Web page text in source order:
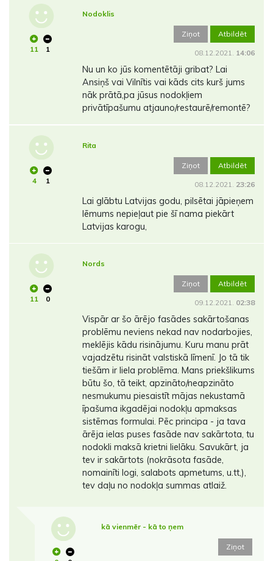
11 1
Nodoklis
Ziņot Atbildēt
08.12.2021. 14:06
Nu un ko jūs komentētāji gribat? Lai
Ansiņš vai Vilnītis vai kāds cits kurš jums
nāk prātā,pa jūsus nodokļiem
privātīpašumu atjauno/restaurē/remontē?
4 1
Rita
Ziņot Atbildēt
08.12.2021. 23:26
Lai glābtu Latvijas godu, pilsētai jāpieņem
lēmums nepieļaut pie šī nama piekārt
Latvijas karogu,
11 0
Nords
Ziņot Atbildēt
09.12.2021. 02:38
Vispār ar šo ārējo fasādes sakārtošanas
problēmu neviens nekad nav nodarbojies,
meklējis kādu risinājumu. Kuru manu prāt
vajadzētu risināt valstiskā līmenī. Jo tā tik
tiešām ir liela problēma. Mans priekšlikums
būtu šo, tā teikt, apzināto/neapzināto
nesmukumu piesaistīt mājas nekustamā
īpašuma ikgadējai nodokļu apmaksas
sistēmas formulai. Pēc principa - ja tava
ārēja ielas puses fasāde nav sakārtota, tu
nodokli maksā krietni lielāku. Savukārt, ja
tev ir sakārtots (nokrāsota fasāde,
nomainīti logi, salabots apmetums, u.tt,),
tev daļu no nodokļa summas atlaiž.
kā vienmēr - kā to ņem
Ziņot